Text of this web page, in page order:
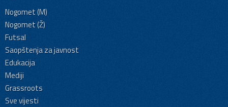
Nogomet (M)
Nogomet (Ž)
Futsal
Saopštenja za javnost
Edukacija
Mediji
Grassroots
Sve vijesti